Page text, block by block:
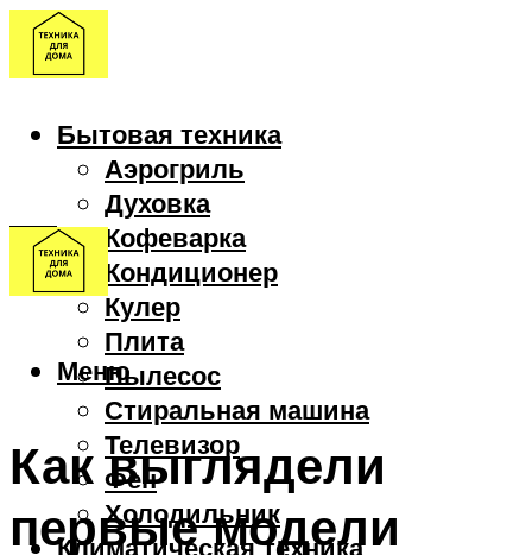
Бытовая техника
Аэрогриль
Духовка
Кофеварка
Кондиционер
Кулер
Плита
Пылесос
Стиральная машина
Телевизор
Фен
Холодильник
Климатическая техника
Меню
Как выглядели
первые модели